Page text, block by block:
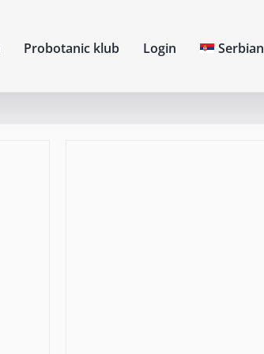
Probotanic klub Login Serbian